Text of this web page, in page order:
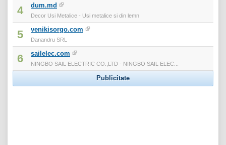
4 dum.md
Decor Usi Metalice - Usi metalice si din lemn
5 venikisorgo.com
Danandru SRL
6 sailelec.com
NINGBO SAIL ELECTRIC CO.,LTD - NINGBO SAIL ELEC...
Publicitate